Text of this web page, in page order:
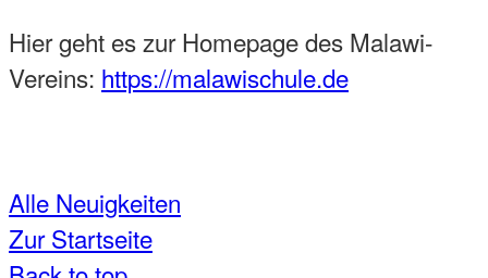
Hier geht es zur Homepage des Malawi-
Vereins: https://malawischule.de
Alle Neuigkeiten
Zur Startseite